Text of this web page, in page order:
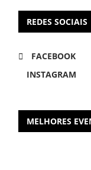
REDES SOCIAIS
FACEBOOK
INSTAGRAM
MELHORES